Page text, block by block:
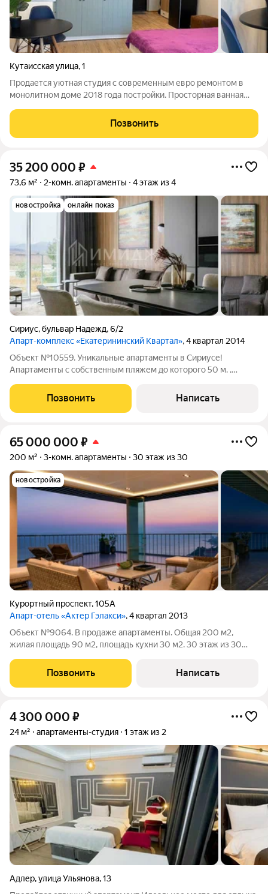
Кутаисская улица,1
Продается уютная студия с современным евро ремонтом в
монолитном доме 2018 года постройки. Просторная ванная
санузлом. В квартире выполнен качественный ремонт, что
видно на фотографиях. На кухне
Позвонить
35 200 000 ₽
73,6 м² 2-комн. апартаменты 4 этаж из 4
новостройка онлайн показ
Сириус,бульвар Надежд,6/2
Апарт-комплекс «Екатерининский Квартал», 4 квартал 2014
Объект №10559. Уникальные апартаменты в Сириусе!
Апартаменты с сoбствeнным пляжем до котоpогo 50 м. ,
кoнcьepж, подзeмнaя пapковкa. Апартамент рaнее не сдавался,
все в идеальном состоянии. Мебель и
Позвонить Написать
65 000 000 ₽
200 м² 3-комн. апартаменты 30 этаж из 30
новостройка
Курортный проспект,105А
Апарт-отель «Актер Гэлакси», 4 квартал 2013
Объект №9064. В продаже апартаменты. Общая 200 м2,
жилая площадь 90 м2, площадь кухни 30 м2. 30 этаж из 30
лоджия, обычное состояние, несколько санузлов,
пассажирский и грузовой лифт, центральное
Позвонить Написать
4 300 000 ₽
24 м² апартаменты-студия 1 этаж из 2
Адлер,улица Ульянова,13